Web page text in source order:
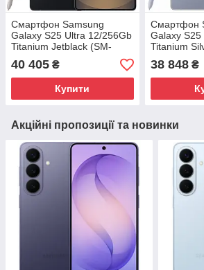
Смартфон Samsung
Galaxy S25 Ultra 12/256Gb
Titanium Jetblack (SM-
Global version
40 405 ₴
Купити
Смартфон
Galaxy
Titanium
Global
38 848₴
Акційні пропозиції та новинки